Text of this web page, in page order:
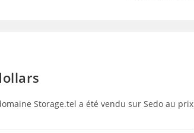
Storage.tel a été vendu sur Sedo au prix